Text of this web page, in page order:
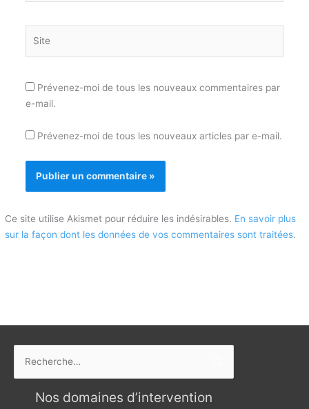
Prévenez-moi de tous les nouveaux commentaires par
e-mail.
Prévenez-moi de tous les nouveaux articles par e-mail.
Ce site utilise Akismet pour réduire les indésirables. En savoir plus
sur la façon dont les données de vos commentaires sont traitées.
Nos domaines d’intervention